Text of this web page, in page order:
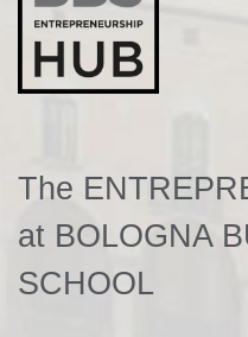
The
at BOLOGNA
SCHOOL